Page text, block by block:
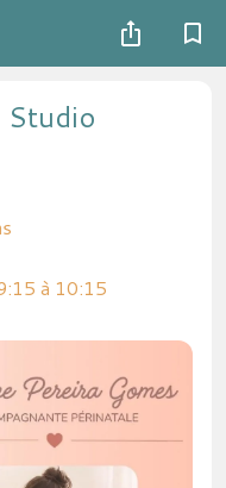
Studio
à 10:15